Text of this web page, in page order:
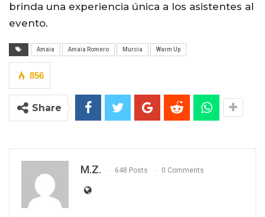
brinda una experiencia única a los asistentes al
evento.
Amaia Amaia Romero Murcia Warm Up
856
Share
M.Z. 648 Posts 0 Comments